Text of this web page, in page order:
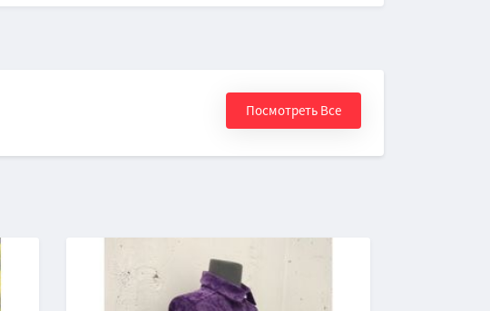
Посмотреть Все